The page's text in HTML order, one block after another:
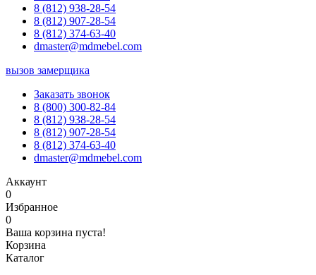
8 (812) 938-28-54
8 (812) 907-28-54
8 (812) 374-63-40
dmaster@mdmebel.com
вызов замерщика
Заказать звонок
8 (800) 300-82-84
8 (812) 938-28-54
8 (812) 907-28-54
8 (812) 374-63-40
dmaster@mdmebel.com
Аккаунт
0
Избранное
0
Ваша корзина пуста!
Корзина
Каталог